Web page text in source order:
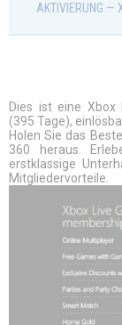
AKTIVIERUNG —
Dies ist eine Xbox
(395 Tage),
Holen Sie das
360 heraus.
erstklassige
Mitgliedervorteile.